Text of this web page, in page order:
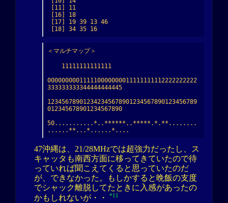
[18] 34 35 16
＜マルチマップ＞
000000000111110000000011111111112222222222
333333333344444444445
123456789012342345678901234567890123456789
012345678901234567890
50...........*..******..*****.*.**........
......**...*......*....
47沖縄は、21/28MHzでは超強力だったし、ス
キャッタも南西方面に移ってきていたので待
っていれば聞こえてくると思っていたのだ
が、できなかった。もしかすると晩飯の支度
でシャック離脱してたときに入感があったの
かもしれないが・・
*11